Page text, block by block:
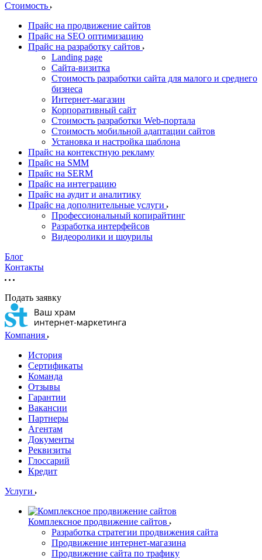
Стоимость
Прайс на продвижение сайтов
Прайс на SEO оптимизацию
Прайс на разработку сайтов
Landing page
Cайта-визитка
Стоимость разработки сайта для малого и среднего
бизнеса
Интернет-магазин
Корпоративный сайт
Стоимость разработки Web-портала
Стоимость мобильной адаптации сайтов
Установка и настройка шаблона
Прайс на контекстную рекламу
Прайс на SMM
Прайс на SERM
Прайс на интеграцию
Прайс на аудит и аналитику
Прайс на дополнительные услуги
Профессиональный копирайтинг
Разработка интерфейсов
Видеоролики и шоурилы
Блог
Контакты
Подать заявку
Компания
История
Сертификаты
Команда
Отзывы
Гарантии
Вакансии
Партнеры
Агентам
Документы
Реквизиты
Глоссарий
Кредит
Услуги
Комплексное продвижение сайтов
Разработка стратегии продвижения сайта
Продвижение интернет-магазина
Продвижение сайта по трафику